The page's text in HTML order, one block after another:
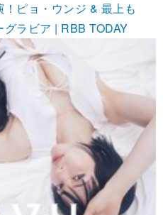
ピョ・ウンジ & 最上も
ラビア | RBB TODAY